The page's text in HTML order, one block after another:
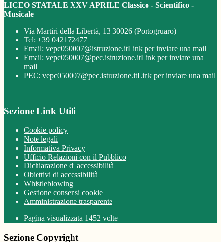
LICEO STATALE XXV APRILE Classico - Scientifico -
Musicale
Via Martiri della Libertà, 13 30026 (Portogruaro)
Tel: +39 042172477
Email: vepc050007@istruzione.itLink per inviare una mail
Email: vepc050007@pec.istruzione.itLink per inviare una
mail
PEC: vepc050007@pec.istruzione.itLink per inviare una mail
Sezione Link Utili
Cookie policy
Note legali
Informativa Privacy
Ufficio Relazioni con il Pubblico
Dichiarazione di accessibilità
Obiettivi di accessibilità
Whistleblowing
Gestione consensi cookie
Amministrazione trasparente
Pagina visualizzata 1452 volte
Sezione Copyright